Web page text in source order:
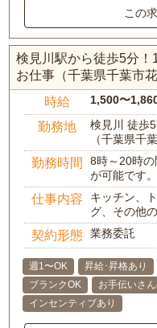
この
検見川駅から徒歩5分
お仕事（千葉県千葉市花
時給 1,500〜
勤務地
検見川 徒歩
（千葉県千
勤務時間
8時～20時
が可能です
仕事内容
キッチン、
グ、その他
契約形態 業務委託
週1〜OK 昇給･昇格あり
ブランクOK
お手伝いさ
インセンティブあり